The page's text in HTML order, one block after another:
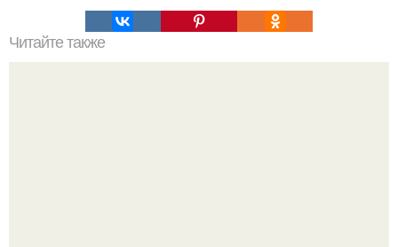
Читайте также